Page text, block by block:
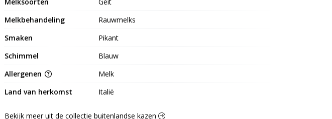
Melkbehandeling
Rauwmelks
Smaken
Pikant
Schimmel
Blauw
Allergenen
Melk
Land van herkomst
Italië
Bekijk meer uit de collectie buitenlandse kazen